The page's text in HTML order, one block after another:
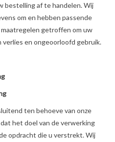
bestelling af te handelen. Wij
om en hebben passende
getroffen om uw
en ongeoorloofd gebruik.
ten behoeve van onze
het doel van de verwerking
opdracht die u verstrekt. Wij